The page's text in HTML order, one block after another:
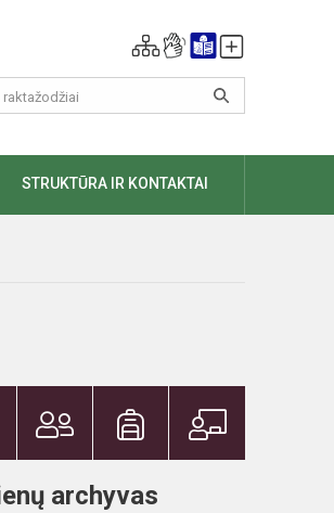
STRUKTŪRA IR KONTAKTAI
archyvas